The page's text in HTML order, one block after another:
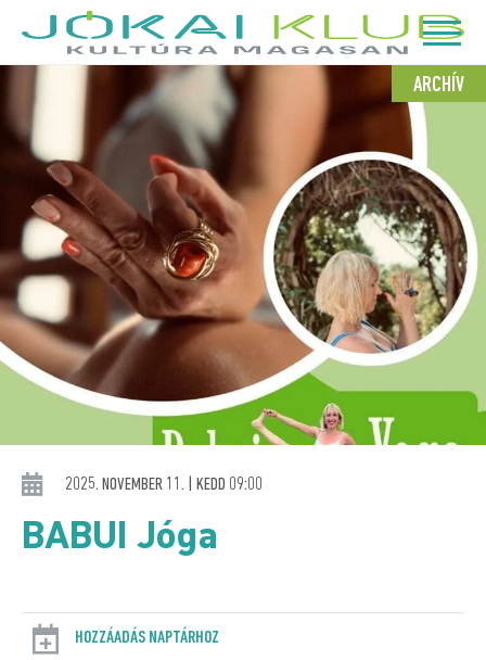
ARCHÍV
2025. NOVEMBER 11. | KEDD 09:00
BABUI Jóga
HOZZÁADÁS NAPTÁRHOZ